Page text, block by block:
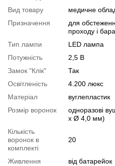
Вид товару
медичне
Призначення
для
проходу і
Тип лампи
LED лампа
Потужність
2,5 В
Замок "Клік"
Так
Освітленість
4.200 люкс
Матеріал
вуглепластик
Розмір воронок
одноразові
x Ø 4,0 мм)
Кількість
воронок в
комплекті
20
Живлення
від батарейок